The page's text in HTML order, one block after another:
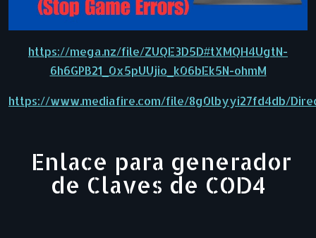
https://mega.nz/file/ZUQE3D5D#tXMQH4UgtN-
6h6GPB21_0x5pUUjio_k06bEk5N-ohmM
https://www.mediafire.com/file/8g0lbyyi27fd4db/
Enlace para generador
de Claves de COD4